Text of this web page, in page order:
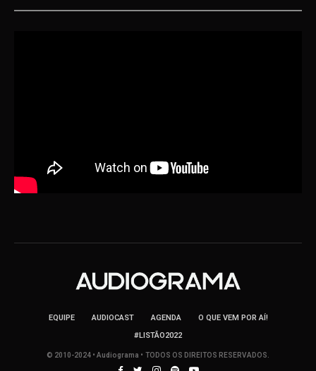
EQUIPE AUDIOCAST AGENDA
O QUE VEM POR AÍ!
#LISTÃO2022
© 2010-2024 • Audiograma • TODOS OS DIREITOS RESERVADOS.